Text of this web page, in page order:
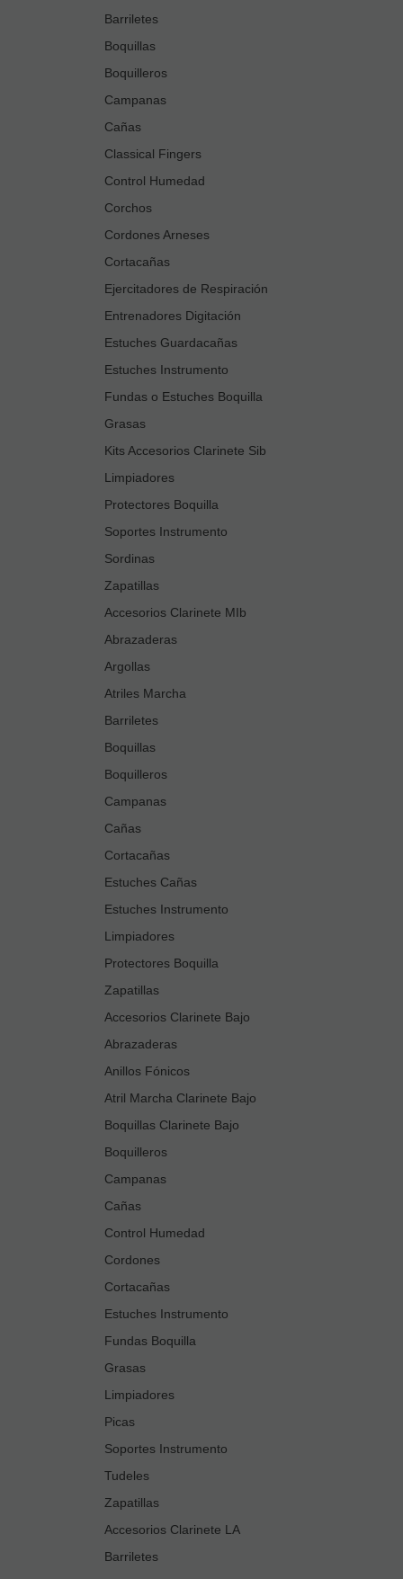
Barriletes
Boquillas
Boquilleros
Campanas
Cañas
Classical Fingers
Control Humedad
Corchos
Cordones Arneses
Cortacañas
Ejercitadores de Respiración
Entrenadores Digitación
Estuches Guardacañas
Estuches Instrumento
Fundas o Estuches Boquilla
Grasas
Kits Accesorios Clarinete Sib
Limpiadores
Protectores Boquilla
Soportes Instrumento
Sordinas
Zapatillas
Accesorios Clarinete MIb
Abrazaderas
Argollas
Atriles Marcha
Barriletes
Boquillas
Boquilleros
Campanas
Cañas
Cortacañas
Estuches Cañas
Estuches Instrumento
Limpiadores
Protectores Boquilla
Zapatillas
Accesorios Clarinete Bajo
Abrazaderas
Anillos Fónicos
Atril Marcha Clarinete Bajo
Boquillas Clarinete Bajo
Boquilleros
Campanas
Cañas
Control Humedad
Cordones
Cortacañas
Estuches Instrumento
Fundas Boquilla
Grasas
Limpiadores
Picas
Soportes Instrumento
Tudeles
Zapatillas
Accesorios Clarinete LA
Barriletes